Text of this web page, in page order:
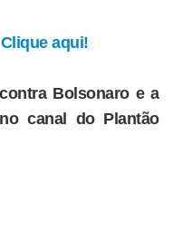
aqui!
Bolsonaro e a
canal do Plantão